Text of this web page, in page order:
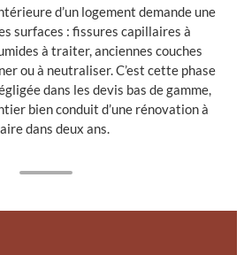
d’un logement demande une
surfaces : fissures capillaires à
à traiter, anciennes couches
ou à neutraliser. C’est cette phase
dans les devis bas de gamme,
bien conduit d’une rénovation à
dans deux ans.